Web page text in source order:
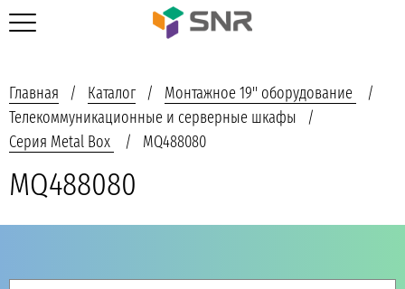
Главная Каталог
Монтажное 19'' оборудование
Телекоммуникационные и серверные шкафы
Серия Metal Box
MQ488080
MQ488080